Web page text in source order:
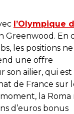
l’Olympique
Greenwood. En
les positions ne
une offre
son ailier, qui est
de France sur
la Roma
d’euros bonus